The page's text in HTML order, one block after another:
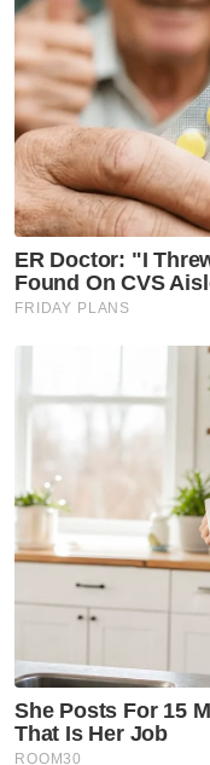
seksual fizikal
Lelaki yang
tahun itu
jenayah lampau
dan rogol.
Lelaki
Pejabat Polis
membantu
seksual anak
terbabit yang
Muat turun
Amang Seksual
Ibu Amang